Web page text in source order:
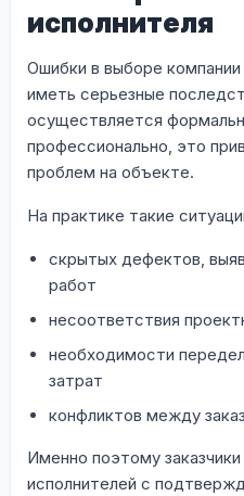
исполнителя
Ошибки в выборе
иметь серьезные
осуществляется
профессионально, это
проблем на объекте.
На практике такие
скрытых дефектов,
работ
несоответствия
необходимости
затрат
конфликтов между
Именно поэтому
исполнителей с